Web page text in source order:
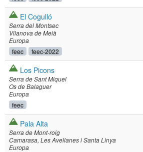
El Cogulló
Serra del Montsec
Vilanova de Meià
Europa
feec feec-2022
Los Picons
Serra de Sant Miquel
Os de Balaguer
Europa
feec
Pala Alta
Serra de Mont-roig
Camarasa Les Avellanes i Santa Linya
Europa